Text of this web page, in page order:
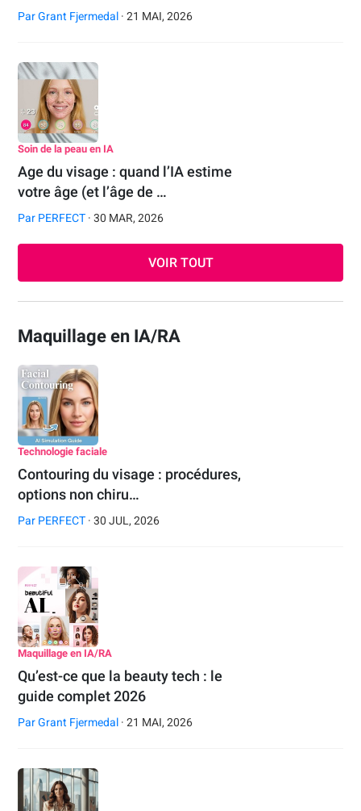
ParGrant Fjermedal · 21 MAI, 2026
Soin de la peau en IA
Age du visage : quand l’IA estime
votre âge (et l’âge de …
Par PERFECT · 30 MAR, 2026
VOIR TOUT
Maquillage en IA/RA
Technologie faciale
Contouring du visage : procédures,
options non chiru…
Par PERFECT · 30 JUL, 2026
Maquillage en IA/RA
Qu’est-ce que la beauty tech : le
guide complet 2026
ParGrant Fjermedal · 21 MAI, 2026